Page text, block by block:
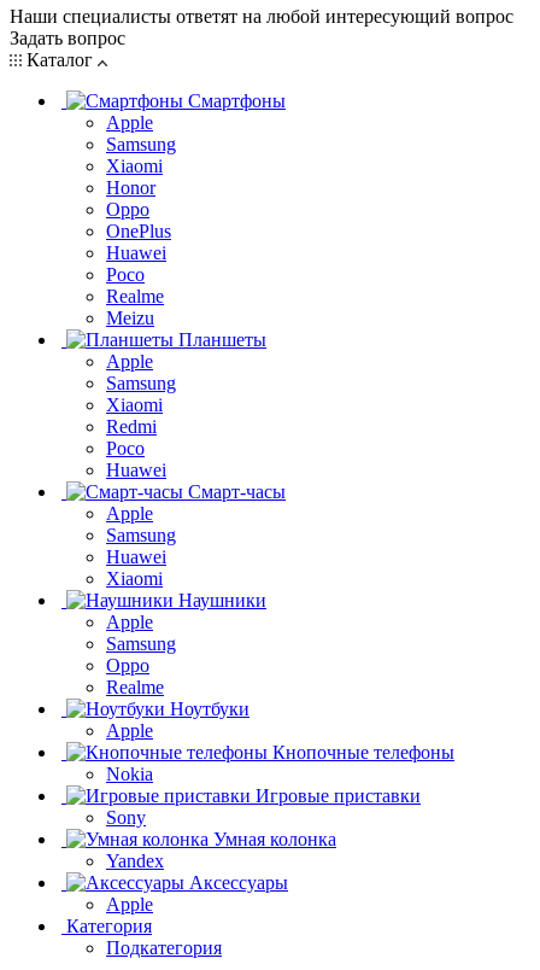
Наши специалисты ответят на любой интересующий вопрос
Задать вопрос
Каталог
Смартфоны
Apple
Samsung
Xiaomi
Honor
Oppo
OnePlus
Huawei
Poco
Realme
Meizu
Планшеты
Apple
Samsung
Xiaomi
Redmi
Poco
Huawei
Смарт-часы
Apple
Samsung
Huawei
Xiaomi
Наушники
Apple
Samsung
Oppo
Realme
Ноутбуки
Apple
Кнопочные телефоны
Nokia
Игровые приставки
Sony
Умная колонка
Yandex
Аксессуары
Apple
Категория
Подкатегория